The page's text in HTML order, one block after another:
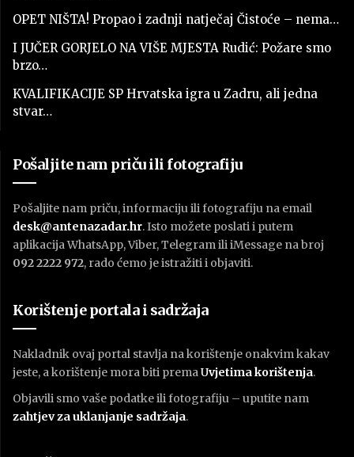
OPET NIŠTA! Propao i zadnji natječaj Čistoće – nema…
I JUČER GORJELO NA VIŠE MJESTA Rudić: Požare smo
brzo…
KVALIFIKACIJE SP Hrvatska igra u Zadru, ali jedna
stvar…
Pošaljite nam priču ili fotografiju
Pošaljite nam priču, informaciju ili fotografiju na email
desk@antenazadar.hr. Isto možete poslati i putem
aplikacija WhatsApp, Viber, Telegram ili iMessage na broj
092 2222 972, rado ćemo je istražiti i objaviti.
Korištenje portala i sadržaja
Nakladnik ovaj portal stavlja na korištenje onakvim kakav
jeste, a korištenje mora biti premaUvjetima korištenja.
Objavili smo vaše podatke ili fotografiju – uputite nam
zahtjev za uklanjanje sadržaja.